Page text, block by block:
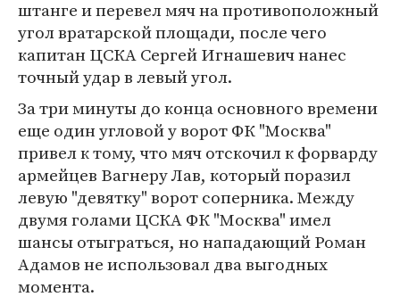
штанге и перевел мяч на противоположный
угол вратарской площади, после чего
капитан ЦСКА Сергей Игнашевич нанес
точный удар в левый угол.
За три минуты до конца основного времени
еще один угловой у ворот ФК "Москва"
привел к тому, что мяч отскочил к форварду
армейцев Вагнеру Лав, который поразил
левую "девятку" ворот соперника. Между
двумя голами ЦСКА ФК "Москва" имел
шансы отыграться, но нападающий Роман
Адамов не использовал два выгодных
момента.